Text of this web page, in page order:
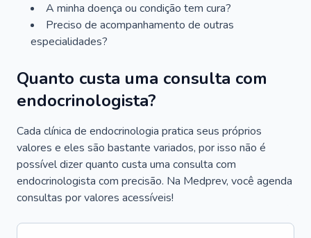
A minha doença ou condição tem cura?
Preciso de acompanhamento de outras
especialidades?
Quanto custa uma consulta com
endocrinologista?
Cada clínica de endocrinologia pratica seus próprios
valores e eles são bastante variados, por isso não é
possível dizer quanto custa uma consulta com
endocrinologista com precisão. Na Medprev, você agenda
consultas por valores acessíveis!